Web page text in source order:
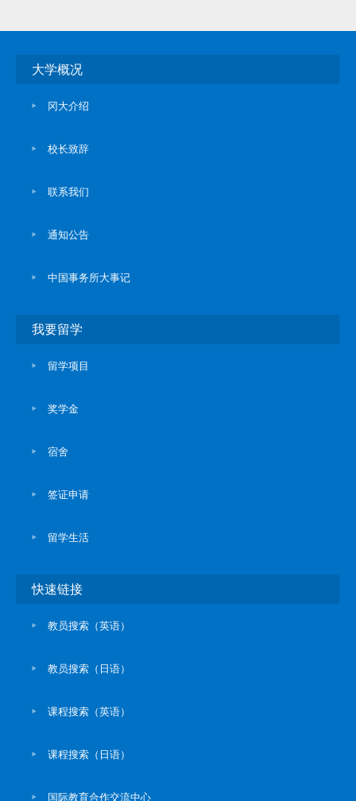
大学概况
冈大介绍
校长致辞
联系我们
通知公告
中国事务所大事记
我要留学
留学项目
奖学金
宿舍
签证申请
留学生活
快速链接
教员搜索（英语）
教员搜索（日语）
课程搜索（英语）
课程搜索（日语）
国际教育合作交流中心